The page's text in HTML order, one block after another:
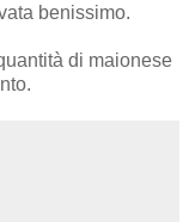
benissimo.
di maionese